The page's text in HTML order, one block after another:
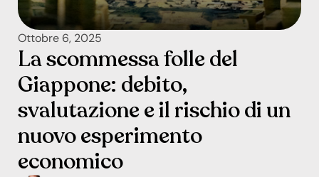
Ottobre 6, 2025
La scommessa folle del
Giappone: debito,
svalutazione e il rischio di un
nuovo esperimento
economico